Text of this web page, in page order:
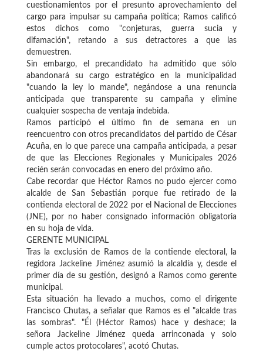
cuestionamientos por el presunto aprovechamiento del
cargo para impulsar su campaña política; Ramos calificó
estos dichos como "conjeturas, guerra sucia y
difamación", retando a sus detractores a que las
demuestren.
Sin embargo, el precandidato ha admitido que sólo
abandonará su cargo estratégico en la municipalidad
"cuando la ley lo mande", negándose a una renuncia
anticipada que transparente su campaña y elimine
cualquier sospecha de ventaja indebida.
Ramos participó el último fin de semana en un
reencuentro con otros precandidatos del partido de César
Acuña, en lo que parece una campaña anticipada, a pesar
de que las Elecciones Regionales y Municipales 2026
recién serán convocadas en enero del próximo año.
Cabe recordar que Héctor Ramos no pudo ejercer como
alcalde de San Sebastián porque fue retirado de la
contienda electoral de 2022 por el Nacional de Elecciones
(JNE), por no haber consignado información obligatoria
en su hoja de vida.
GERENTE MUNICIPAL
Tras la exclusión de Ramos de la contiende electoral, la
regidora Jackeline Jiménez asumió la alcaldía y, desde el
primer día de su gestión, designó a Ramos como gerente
municipal.
Esta situación ha llevado a muchos, como el dirigente
Francisco Chutas, a señalar que Ramos es el "alcalde tras
las sombras". "Él (Héctor Ramos) hace y deshace; la
señora Jackeline Jiménez queda arrinconada y solo
cumple actos protocolares", acotó Chutas.